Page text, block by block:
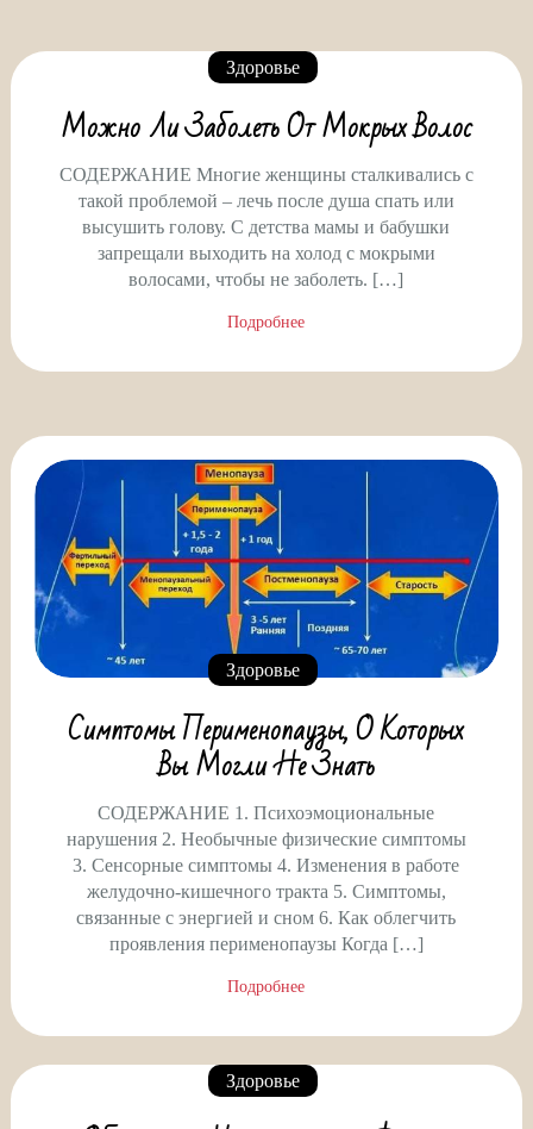
Здоровье
Можно Ли Заболеть От Мокрых Волос
СОДЕРЖАНИЕ Многие женщины сталкивались с
такой проблемой – лечь после душа спать или
высушить голову. С детства мамы и бабушки
запрещали выходить на холод с мокрыми
волосами, чтобы не заболеть. […]
Подробнее
Здоровье
Симптомы Перименопаузы, О Которых
Вы Могли Не Знать
СОДЕРЖАНИЕ 1. Психоэмоциональные
нарушения 2. Необычные физические симптомы
3. Сенсорные симптомы 4. Изменения в работе
желудочно-кишечного тракта 5. Симптомы,
связанные с энергией и сном 6. Как облегчить
проявления перименопаузы Когда […]
Подробнее
Здоровье